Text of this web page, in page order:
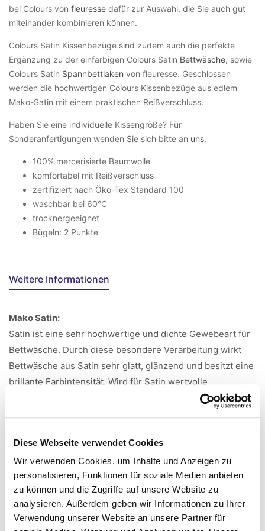
Diese Webseite verwendet Cookies
Wir verwenden Cookies, um Inhalte und Anzeigen zu
personalisieren, Funktionen für soziale Medien anbieten
zu können und die Zugriffe auf unsere Website zu
analysieren. Außerdem geben wir Informationen zu Ihrer
Verwendung unserer Website an unsere Partner für
bei Colours von fleuresse dafür zur Auswahl, die Sie auch gut
miteinander kombinieren können.
Colours Satin Kissenbezüge sind zudem auch die perfekte
Ergänzung zu der einfarbigen Colours Satin Bettwäsche, sowie
Colours Satin Spannbettlaken von fleuresse. Geschlossen
werden die hochwertigen Colours Kissenbezüge aus edlem
Mako-Satin mit einem praktischen Reißverschluss.
Haben Sie eine individuelle Kissengröße? Für
Sonderanfertigungen wenden Sie sich bitte an uns.
100% mercerisierte Baumwolle
komfortabel mit Reißverschluss
zertifiziert nach Öko-Tex Standard 100
waschbar bei 60°C
trocknergeeignet
Bügeln: 2 Punkte
Weitere Informationen
Mako Satin:
Satin ist eine sehr hochwertige und dichte Gewebeart für
Bettwäsche. Durch diese besondere Verarbeitung wirkt
Bettwäsche aus Satin sehr glatt, glänzend und besitzt eine
brillante Farbintensität. Wird für Satin wertvolle
langstapelige Mako-Baumwolle verwendet, macht es das
Satin-Stoffe sind oft wesentlich dichter gewebt als
einfache, günstige Mako Satin Bettwäsche. Es wird also
mehr Material auf einem cm² verarbeitet.
Merzerisieren:
Beim Merzerisieren wird der Baumwollstoff durch